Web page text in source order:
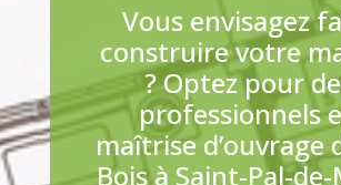
Vous envisagez
construire votre
? Optez pour
professionnels
maîtrise d’ouvrage
Bois à Saint-Pal-